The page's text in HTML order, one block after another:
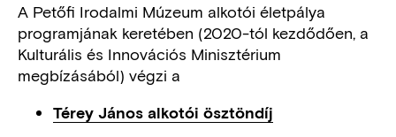
A Petőfi Irodalmi Múzeum alkotói életpálya
programjának keretében (2020-tól kezdődően, a
Kulturális és Innovációs Minisztérium
megbízásából) végzi a
Térey János alkotói ösztöndíj